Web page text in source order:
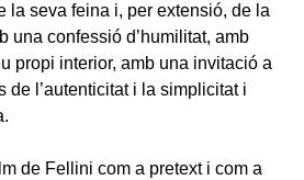
la seva feina i, per extensió, de la
una confessió d’humilitat, amb
propi interior, amb una invitació a
de l’autenticitat i la simplicitat i
de Fellini com a pretext i com a